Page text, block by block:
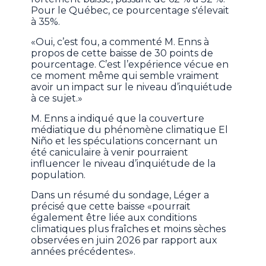
Pour le Québec, ce pourcentage s'élevait
à 35%.
«Oui, c’est fou, a commenté M. Enns à
propos de cette baisse de 30 points de
pourcentage. C’est l’expérience vécue en
ce moment même qui semble vraiment
avoir un impact sur le niveau d’inquiétude
à ce sujet.»
M. Enns a indiqué que la couverture
médiatique du phénomène climatique El
Niño et les spéculations concernant un
été caniculaire à venir pourraient
influencer le niveau d’inquiétude de la
population.
Dans un résumé du sondage, Léger a
précisé que cette baisse «pourrait
également être liée aux conditions
climatiques plus fraîches et moins sèches
observées en juin 2026 par rapport aux
années précédentes».